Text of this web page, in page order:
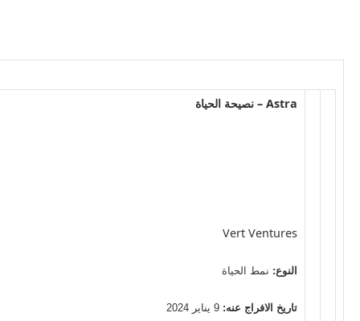
Astra – نصيحة الحياة
Vert Ventures
النوع: نمط الحياة
تاريخ الافراج عنه: